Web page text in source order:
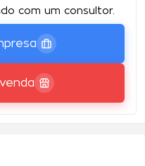
com um consultor.